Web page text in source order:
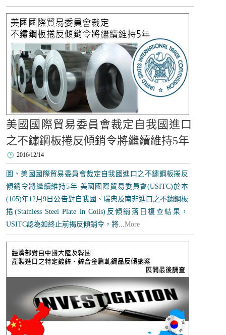
美國國際貿易委員會裁定自我國進口
之不鏽鋼板捲反傾銷令將繼續維持5年
2016/12/14
圖、美國國際貿易委員會裁定自我國進口之不鏽鋼板捲反
傾銷令將繼續維持5年 美國國際貿易委員會(USITC)於本
(105)年12月9日公告對自我國、瑞典及南非進口之不鏽鋼板
捲(Stainless Steel Plate in Coils)反傾銷落日複查結果，
USITC認為如終止前揭反傾銷令，將...More